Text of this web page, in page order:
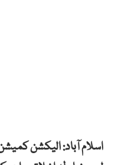
اسلام آباد: الیکشن